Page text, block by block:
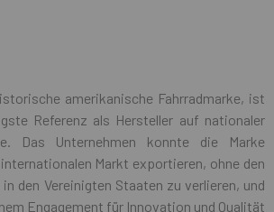
amerikanische Fahrradmarke, ist
Referenz als Hersteller auf nationaler
Das Unternehmen konnte die Marke
Markt exportieren, ohne den
den Vereinigten Staaten zu verlieren, und
Engagement für Innovation und Qualität